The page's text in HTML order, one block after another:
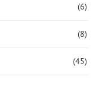
(6)
(8)
(45)